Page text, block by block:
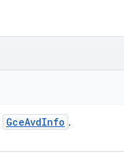
GceAvdInfo .